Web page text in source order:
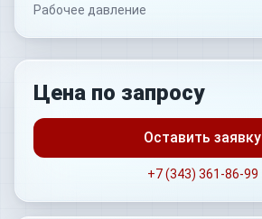
Рабочее давление
Цена по запросу
Оставить заявку
+7 (343) 361-86-99